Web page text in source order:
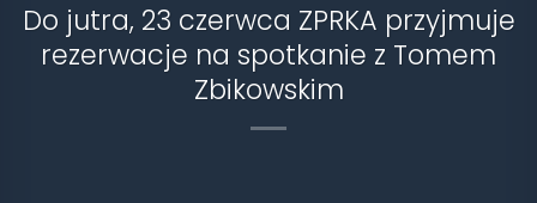
Do jutra, 23 czerwca ZPRKA przyjmuje
rezerwacje na spotkanie z Tomem
Zbikowskim